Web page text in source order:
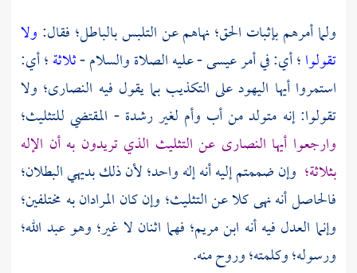
ولما أمرهم بإثبات الحق؛ نهاهم عن التلبس بالباطل؛ فقال: ولا
تقولوا؛ أي: في أمرعيسى- عليه الصلاة والسلام -ثلاثة؛ أي:
استمروا أيها اليهود على التكذيب بما يقول فيه النصارى؛ ولا
تقولوا: إنه متولد من أب وأم لغير رشدة - المقتضي للتثليث؛
وارجعوا أيها النصارى عن التثليث الذي تريدون به أن الإله
بثلاثة؛ وإن ضممتم إليه أنه إله واحد؛ لأن ذلك بديهي البطلان؛
فالحاصل أنه نهى كلا عن التثليث؛ وإن كان المرادان به مختلفين؛
وإنما العدل فيه أنه ابن مريم؛ فهما اثنان لا غير؛ وهو عبد الله؛
ورسوله؛ وكلمته؛ وروح منه.